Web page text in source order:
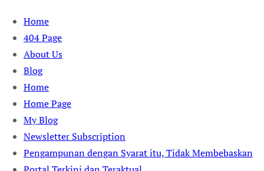
Skip
content
Home
404 Page
About Us
Blog
Home
Home Page
My Blog
Newsletter Subscription
Pengampunan dengan Syarat itu, Tidak Membebaskan